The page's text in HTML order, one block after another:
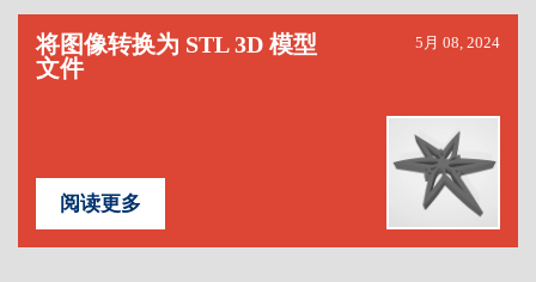
将图像转换为 STL 3D 模型
文件
5月 08, 2024
阅读更多